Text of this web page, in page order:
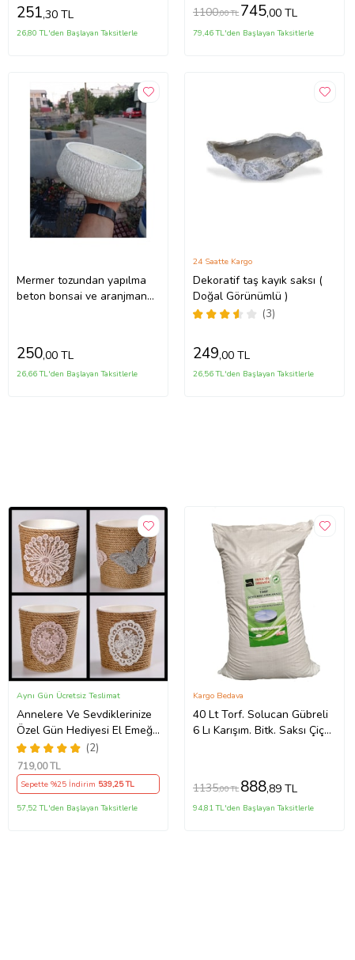
251,30 TL
26,80 TL'den Başlayan Taksitlerle
1100,00 TL 745,00 TL
79,46 TL'den Başlayan Taksitlerle
Mermer tozundan yapılma
beton bonsai ve aranjman
250,00 TL
26,66 TL'den Başlayan Taksitlerle
Dekoratif taş kayık saksı (
Doğal Görünümlü )
(3)
24 Saatte Kargo
249,00 TL
26,56 TL'den Başlayan Taksitlerle
Annelere Ve Sevdiklerinize
Özel Gün Hediyesi El Emeği
Jüt İp Sarılı Güpür Süslemeli
Dekoratif Saksı 4 lü Set
(2)
Aynı Gün Ücretsiz Teslimat
719,00 TL
Sepette %25 İndirim 539,25 TL
57,52 TL'den Başlayan Taksitlerle
40 Lt Torf. Solucan Gübreli
6 Lı Karışım. Bitk. Saksı Çiçek
Kargo Bedava
1135,00 TL 888,89 TL
94,81 TL'den Başlayan Taksitlerle